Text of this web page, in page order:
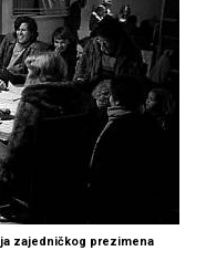
zajedničkog prezimena